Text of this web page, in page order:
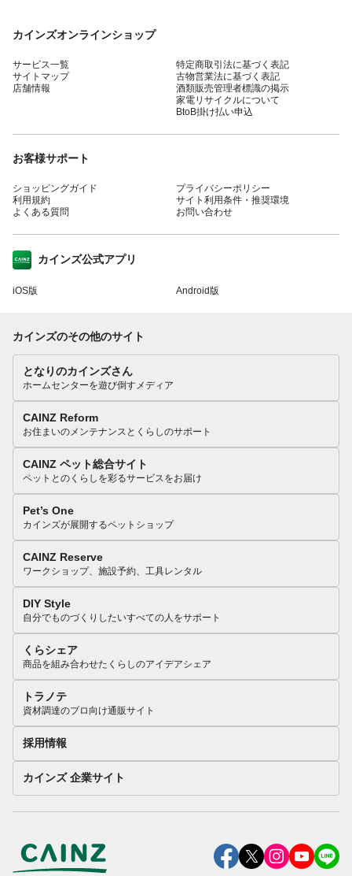
カインズオンラインショップ
サービス一覧
サイトマップ
店舗情報
特定商取引法に基づく表記
古物営業法に基づく表記
酒類販売管理者標識の掲示
家電リサイクルについて
BtoB掛け払い申込
お客様サポート
ショッピングガイド
利用規約
よくある質問
プライバシーポリシー
サイト利用条件・推奨環境
お問い合わせ
カインズ公式アプリ
iOS版 Android版
カインズのその他のサイト
となりのカインズさん
ホームセンターを遊び倒すメディア
CAINZ Reform
お住まいのメンテナンスとくらしのサポート
CAINZ ペット総合サイト
ペットとのくらしを彩るサービスをお届け
Pet’s One
カインズが展開するペットショップ
CAINZ Reserve
ワークショップ、施設予約、工具レンタル
DIY Style
自分でものづくりしたいすべての人をサポート
くらシェア
商品を組み合わせたくらしのアイデアシェア
トラノテ
資材調達のプロ向け通販サイト
採用情報
カインズ 企業サイト